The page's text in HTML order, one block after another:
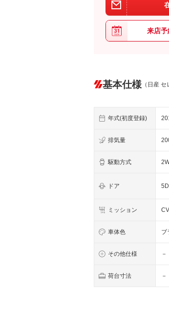
来店予
基本仕様 （日産
年式(初度登録)
排気量
駆動方式
ドア 5D
ミッション
車体色 ブ
その他仕様 －
荷台寸法 －